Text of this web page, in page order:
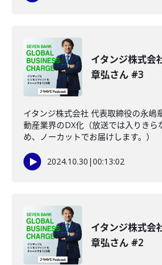
イタンジ株式会
章弘さん #3
イタンジ株式会社 代表取締役の永嶋
動産業界のDX化（放送では入りきら
め、ノーカットでお届けします。）
2024.10.30 |00:13:02
イタンジ株式会
章弘さん #2